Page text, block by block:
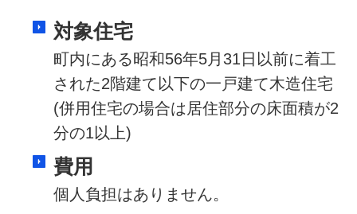
対象住宅
町内にある昭和56年5月31日以前に着工
された2階建て以下の一戸建て木造住宅
(併用住宅の場合は居住部分の床面積が2
分の1以上)
費用
個人負担はありません。